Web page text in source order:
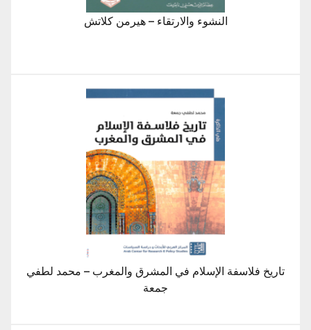
النشوء والارتقاء – هيرمن كلاتش
تاريخ فلاسفة الإسلام في المشرق والمغرب – محمد لطفي
جمعة